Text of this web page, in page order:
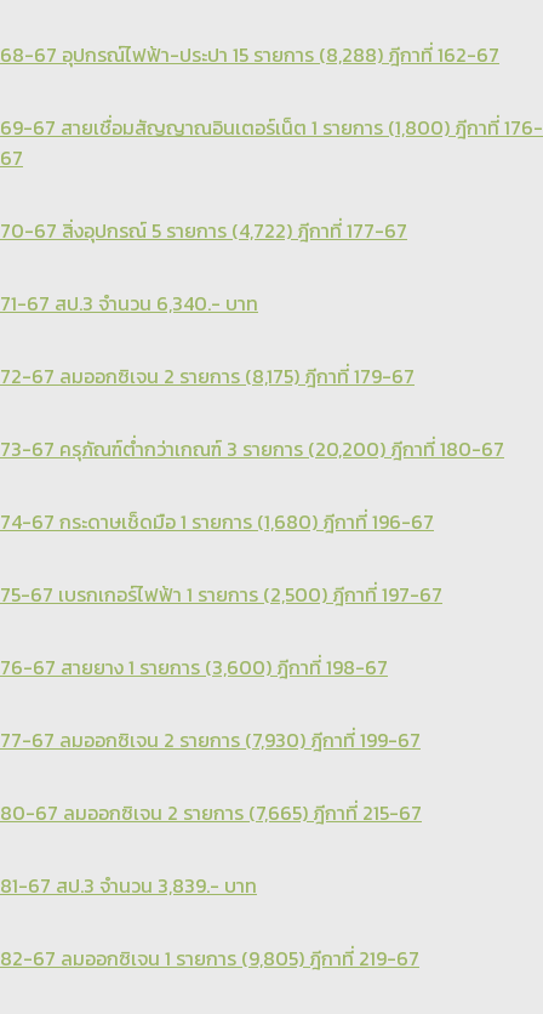
68-67 อุปกรณ์ไฟฟ้า-ประปา 15 รายการ (8,288) ฎีกาที่ 162-67
69-67 สายเชื่อมสัญญาณอินเตอร์เน็ต 1 รายการ (1,800) ฎีกาที่ 176-
67
70-67 สิ่งอุปกรณ์ 5 รายการ (4,722) ฎีกาที่ 177-67
71-67 สป.3 จำนวน 6,340.- บาท
72-67 ลมออกซิเจน 2 รายการ (8,175) ฎีกาที่ 179-67
73-67 ครุภัณฑ์ต่ำกว่าเกณฑ์ 3 รายการ (20,200) ฎีกาที่ 180-67
74-67 กระดาษเช็ดมือ 1 รายการ (1,680) ฎีกาที่ 196-67
75-67 เบรกเกอร์ไฟฟ้า 1 รายการ (2,500) ฎีกาที่ 197-67
76-67 สายยาง 1 รายการ (3,600) ฎีกาที่ 198-67
77-67 ลมออกซิเจน 2 รายการ (7,930) ฎีกาที่ 199-67
80-67 ลมออกซิเจน 2 รายการ (7,665) ฎีกาที่ 215-67
81-67 สป.3 จำนวน 3,839.- บาท
82-67 ลมออกซิเจน 1 รายการ (9,805) ฎีกาที่ 219-67